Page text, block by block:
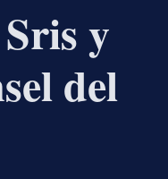
y
del